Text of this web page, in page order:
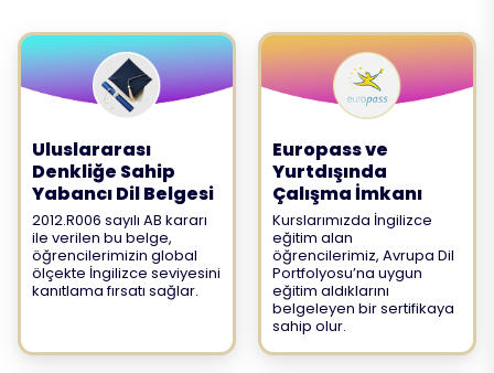
Uluslararası
Denkliğe Sahip
Yabancı Dil Belgesi
2012.R006 sayılı AB kararı
ile verilen bu belge,
öğrencilerimizin global
ölçekte İngilizce seviyesini
kanıtlama fırsatı sağlar.
Europass ve
Yurtdışında
Çalışma İmkanı
Kurslarımızda İngilizce
eğitim alan
öğrencilerimiz, Avrupa Dil
Portfolyosu’na uygun
eğitim aldıklarını
belgeleyen bir sertifikaya
sahip olur.